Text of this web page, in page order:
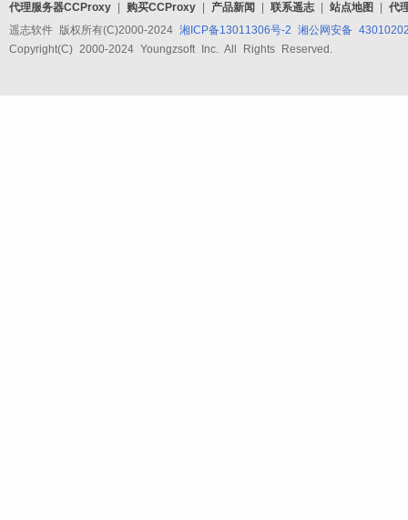
代理服务器CCProxy 购买CCProxy 产品新闻 联系遥志 站点地图
代
遥志软件 版权所有(C)2000-2024 湘ICP备13011306号-2 湘公网安备
Copyright(C) 2000-2024 Youngzsoft Inc. All Rights Reserved.